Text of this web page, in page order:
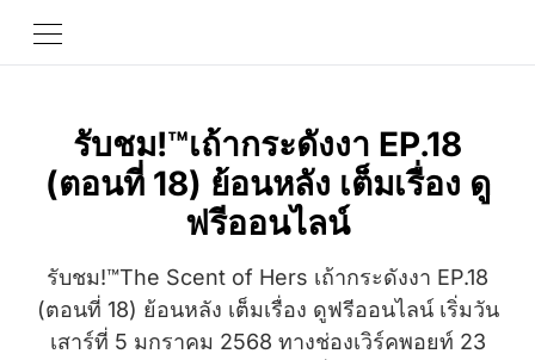
รับชม!™เถ้ากระดังงา EP.18
(ตอนที่ 18) ย้อนหลัง เต็มเรื่อง ดู
ฟรีออนไลน์
รับชม!™The Scent of Hers เถ้ากระดังงา EP.18
(ตอนที่ 18) ย้อนหลัง เต็มเรื่อง ดูฟรีออนไลน์ เริ่มวัน
เสาร์ที่ 5 มกราคม 2568 ทางช่องเวิร์คพอยท์ 23